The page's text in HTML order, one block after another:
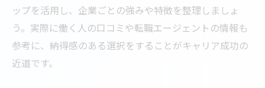
ップを活用し、企業ごとの強みや特徴を整理しましょ
う。実際に働く人の口コミや転職エージェントの情報も
参考に、納得感のある選択をすることがキャリア成功の
近道です。